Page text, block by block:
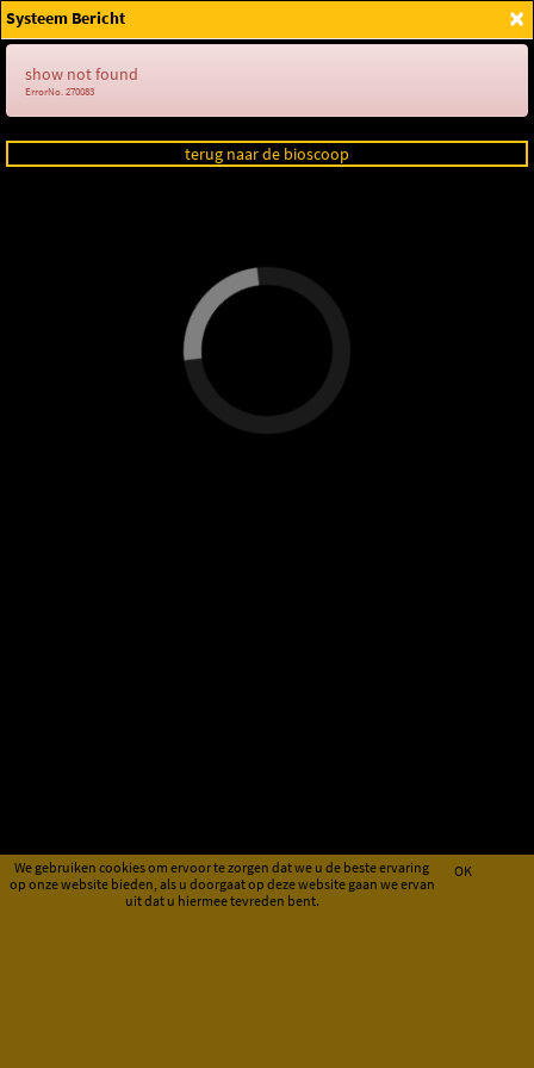
Login
We gebruiken cookies om ervoor te zorgen dat we u de beste ervaring
op onze website bieden, als u doorgaat op deze website gaan we ervan
uit dat u hiermee tevreden bent.
OK
×
Systeem Bericht
show not found
ErrorNo. 270083
terug naar de bioscoop